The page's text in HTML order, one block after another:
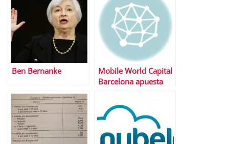
Ben Bernanke
Mobile World Capital
Barcelona apuesta
emprendedores con
4YFN